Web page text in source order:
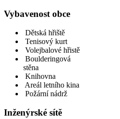
Vybavenost obce
Dětská hřiště
Tenisový kurt
Volejbalové hřistě
Boulderingová
stěna
Knihovna
Areál letního kina
Požární nádrž
Inženýrské sítě